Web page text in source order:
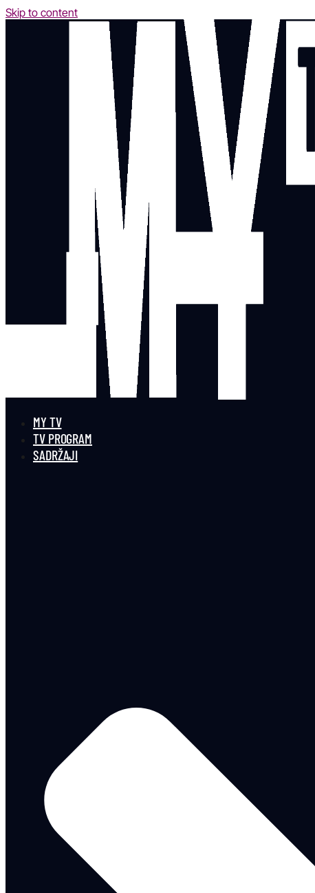
Skip to content
MY TV
TV PROGRAM
SADRŽAJI